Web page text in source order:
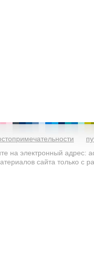
на электронный адрес:
сайта только с